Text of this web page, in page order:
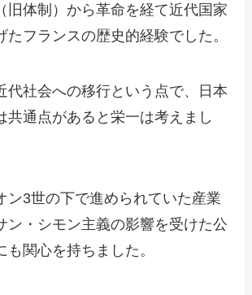
旧体制）から革命を経て近代国家
たフランスの歴史的経験でした。
代社会への移行という点で、日本
共通点があると栄一は考えまし
ン3世の下で進められていた産業
ン・シモン主義の影響を受けた公
も関心を持ちました。